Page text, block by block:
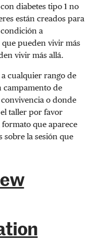
diabetes tipo 1 no
están creados para
a
pueden vivir más
vivir más allá.
cualquier rango de
campamento de
o donde
taller por favor
formato que aparece
sobre la sesión que